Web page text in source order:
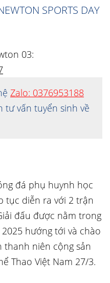
SPORTS DAY
03:
Zalo: 0376953188
tư vấn tuyển sinh về
đá phụ huynh học
tục diễn ra với 2 trận
đấu được nằm trong
hướng tới và chào
thanh niên cộng sản
Thao Việt Nam 27/3.